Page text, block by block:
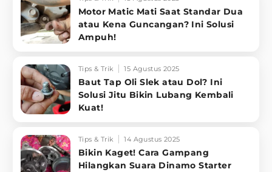
Motor Matic Mati Saat Standar Dua
atau Kena Guncangan? Ini Solusi
Ampuh!
Tips & Trik 15 Agustus 2025
Baut Tap Oli Slek atau Dol? Ini
Solusi Jitu Bikin Lubang Kembali
Kuat!
Tips & Trik 14 Agustus 2025
Bikin Kaget! Cara Gampang
Hilangkan Suara Dinamo Starter